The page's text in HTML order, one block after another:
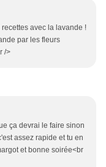
avec la lavande !
par les fleurs
/>
ça devrai le faire sinon
assez rapide et tu en
et bonne soirée<br